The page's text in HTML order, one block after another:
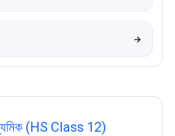
→
(HS Class 12)